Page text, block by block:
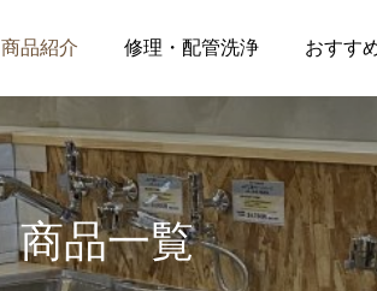
商品紹介 修理・配管洗浄 おすす
商品一覧